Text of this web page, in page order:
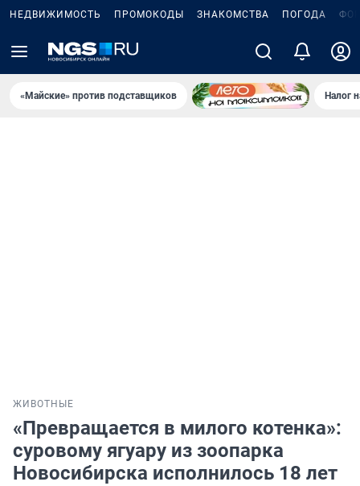
НЕДВИЖИМОСТЬ ПРОМОКОДЫ ЗНАКОМСТВА ПОГОДА
«Майские» против подставщиков Налог
ЖИВОТНЫЕ
«Превращается в милого котенка»:
суровому ягуару из зоопарка
Новосибирска исполнилось 18 лет